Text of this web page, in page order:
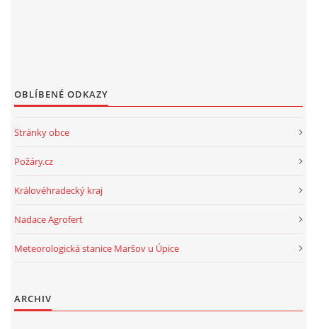
OBLÍBENÉ ODKAZY
Stránky obce
Požáry.cz
Královéhradecký kraj
Nadace Agrofert
Meteorologická stanice Maršov u Úpice
ARCHIV